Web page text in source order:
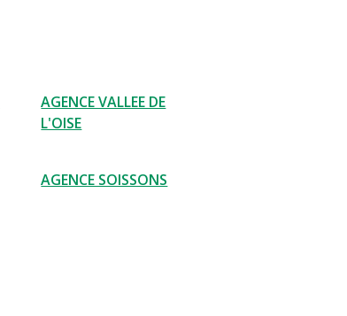
AGENCE VALLEE DE
L'OISE
AGENCE SOISSONS